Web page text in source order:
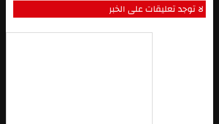
لا توجد تعليقات على الخبر